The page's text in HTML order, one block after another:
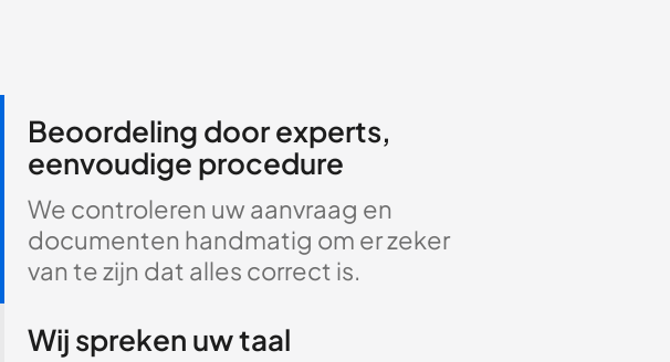
Beoordeling door experts,
eenvoudige procedure
We controleren uw aanvraag en
documenten handmatig om er zeker
van te zijn dat alles correct is.
Wij spreken uw taal